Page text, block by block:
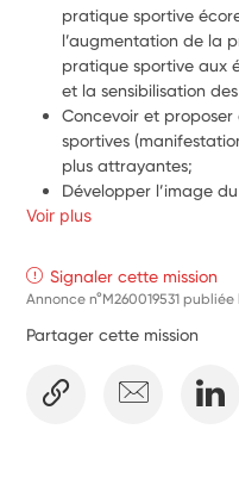
pratique sportive
l’augmentation de la
pratique sportive aux
et la sensibilisation
Concevoir et
sportives
plus attrayantes;
Développer l’image
différentes
envisager des
spécialisés;
communication sur les
Aider ponctuellement
Voir plus
Signaler cette mission
Annonce n°M260019531
Partager cette mission